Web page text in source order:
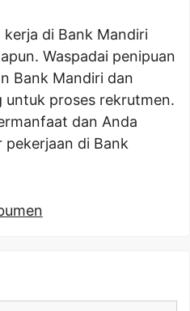
di Bank Mandiri
Waspadai penipuan
Bank Mandiri dan
untuk proses rekrutmen.
dan Anda
pekerjaan di Bank